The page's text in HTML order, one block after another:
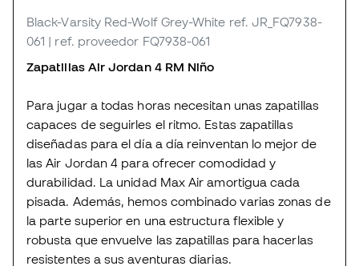
Black-Varsity Red-Wolf Grey-White ref. JR_FQ7938-
061 | ref. proveedor FQ7938-061
Zapatillas Air Jordan 4 RM Niño
Para jugar a todas horas necesitan unas zapatillas
capaces de seguirles el ritmo. Estas zapatillas
diseñadas para el día a día reinventan lo mejor de
las Air Jordan 4 para ofrecer comodidad y
durabilidad. La unidad Max Air amortigua cada
pisada. Además, hemos combinado varias zonas de
la parte superior en una estructura flexible y
robusta que envuelve las zapatillas para hacerlas
resistentes a sus aventuras diarias.